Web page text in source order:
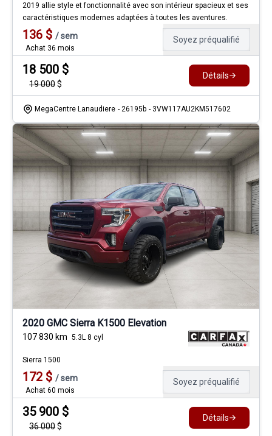
2019 allie style et fonctionnalité avec son intérieur spacieux et ses
caractéristiques modernes adaptées à toutes les aventures.
136 $ /sem
Achat 36 mois
Soyez préqualifié
18 500 $
19 000$
Détails
MegaCentre Lanaudiere - 26195b - 3VW117AU2KM517602
2020 GMC Sierra K1500 Elevation
107 830 km 5.3L 8 cyl
Sierra 1500
172 $ /sem
Achat 60 mois
Soyez préqualifié
35 900 $
36 000$
Détails